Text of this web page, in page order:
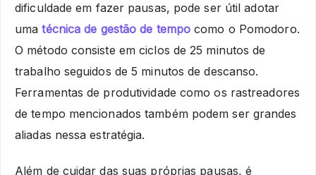
dificuldade em fazer pausas, pode ser útil adotar
umatécnica de gestão de tempo como o Pomodoro.
O método consiste em ciclos de 25 minutos de
trabalho seguidos de 5 minutos de descanso.
Ferramentas de produtividade como os rastreadores
de tempo mencionados também podem ser grandes
aliadas nessa estratégia.
Além de cuidar das suas próprias pausas, é